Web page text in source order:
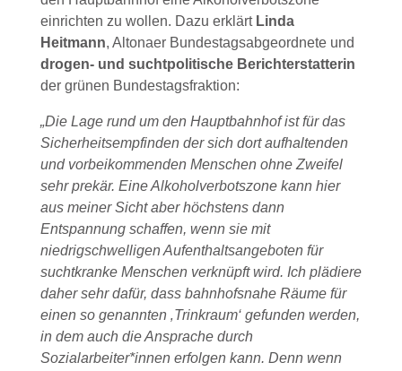
einrichten zu wollen. Dazu erklärt Linda
Heitmann, Altonaer Bundestagsabgeordnete und
drogen- und suchtpolitische Berichterstatterin
der grünen Bundestagsfraktion:
„Die Lage rund um den Hauptbahnhof ist für das
Sicherheitsempfinden der sich dort aufhaltenden
und vorbeikommenden Menschen ohne Zweifel
sehr prekär. Eine Alkoholverbotszone kann hier
aus meiner Sicht aber höchstens dann
Entspannung schaffen, wenn sie mit
niedrigschwelligen Aufenthaltsangeboten für
suchtkranke Menschen verknüpft wird. Ich plädiere
daher sehr dafür, dass bahnhofsnahe Räume für
einen so genannten ‚Trinkraum‘ gefunden werden,
in dem auch die Ansprache durch
Sozialarbeiter*innen erfolgen kann. Denn wenn